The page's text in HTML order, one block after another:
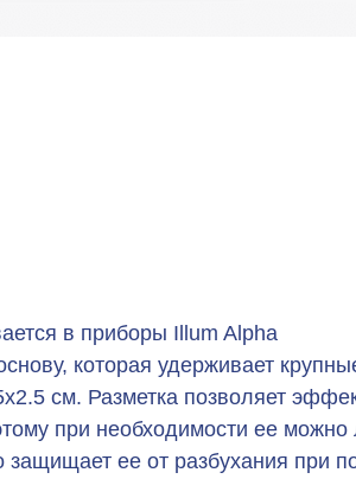
в приборы Illum Alpha
которая удерживает
см. Разметка позволяет
при необходимости ее можно
защищает ее от разбухания при